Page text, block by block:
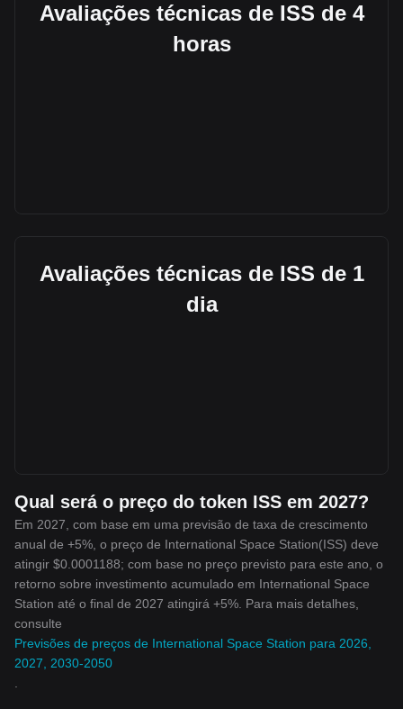
Avaliações técnicas de ISS de 4
horas
Avaliações técnicas de ISS de 1
dia
Qual será o preço do token ISS em 2027?
Em 2027, com base em uma previsão de taxa de crescimento
anual de +5%, o preço de International Space Station(ISS) deve
atingir $0.0001188; com base no preço previsto para este ano, o
retorno sobre investimento acumulado em International Space
Station até o final de 2027 atingirá +5%. Para mais detalhes,
consulte
Previsões de preços de International Space Station para 2026,
2027, 2030-2050